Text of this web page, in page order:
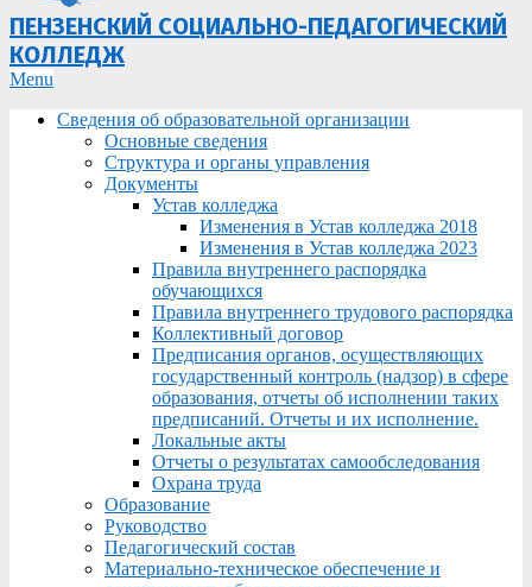
ПЕНЗЕНСКИЙ СОЦИАЛЬНО-ПЕДАГОГИЧЕСКИЙ
КОЛЛЕДЖ
Primary
Menu
Menu
Сведения об образовательной организации
Основные сведения
Структура и органы управления
Документы
Устав колледжа
Изменения в Устав колледжа 2018
Изменения в Устав колледжа 2023
Правила внутреннего распорядка
обучающихся
Правила внутреннего трудового распорядка
Коллективный договор
Предписания органов, осуществляющих
государственный контроль (надзор) в сфере
образования, отчеты об исполнении таких
предписаний. Отчеты и их исполнение.
Локальные акты
Отчеты о результатах самообследования
Охрана труда
Образование
Руководство
Педагогический состав
Материально-техническое обеспечение и